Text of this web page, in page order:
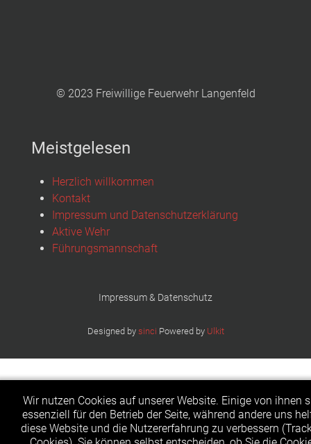
© 2023 Freiwillige Feuerwehr Langenfeld
Meistgelesen
Herzlich willkommen
Kontakt
Impressum und Datenschutzerklärung
Aktive Wehr
Führungsmannschaft
Impressum & Datenschutz
Designed by sinci Powered by Ulkit
Wir nutzen Cookies auf unserer Website. Einige von ihnen
essenziell für den Betrieb der Seite, während andere uns
diese Website und die Nutzererfahrung zu verbessern